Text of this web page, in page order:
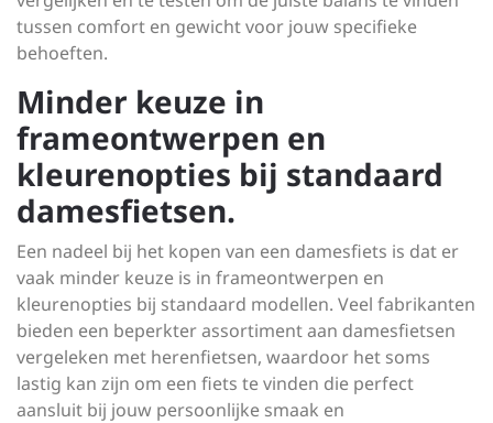
tussen comfort en gewicht voor jouw specifieke
behoeften.
Minder keuze in
frameontwerpen en
kleurenopties bij standaard
damesfietsen.
Een nadeel bij het kopen van een damesfiets is dat er
vaak minder keuze is in frameontwerpen en
kleurenopties bij standaard modellen. Veel fabrikanten
bieden een beperkter assortiment aan damesfietsen
vergeleken met herenfietsen, waardoor het soms
lastig kan zijn om een fiets te vinden die perfect
aansluit bij jouw persoonlijke smaak en